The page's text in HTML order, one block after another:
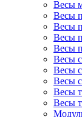
Весы
Весы
Весы
Весы
Весы
Весы
Весы
Весы
Весы
Весы